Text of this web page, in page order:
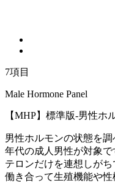
7項目
Male Hormone Panel
【MHP】標準版-男性ホ
男性ホルモンの状態を
年代の成人男性が対象
テロンだけを連想しが
働き合って生殖機能や